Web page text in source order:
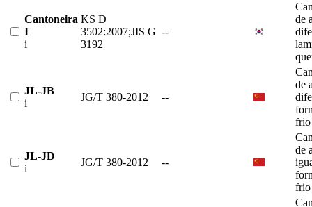
Cantoneira
I
i
KS D
3502:2007;JIS G
3192
--
de
JL-JB
i
JG/T 380-2012 --
de
frio
JL-JD
i
JG/T 380-2012 --
de
frio